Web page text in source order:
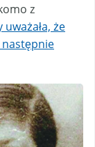
z
że
następnie